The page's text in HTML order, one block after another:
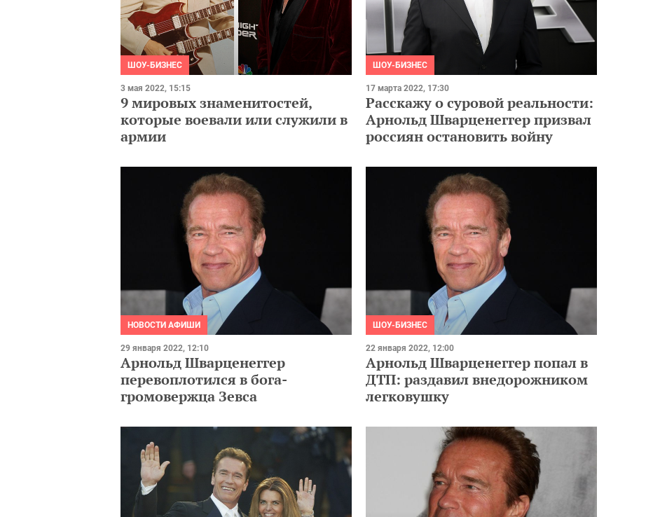
ШОУ-БИЗНЕС
3 мая 2022, 15:15
9 мировых знаменитостей,
которые воевали или служили в
армии
ШОУ-БИЗНЕС
17 марта 2022, 17:30
Расскажу о суровой реальности:
Арнольд Шварценеггер призвал
россиян остановить войну
НОВОСТИ АФИШИ
29 января 2022, 12:10
Арнольд Шварценеггер
перевоплотился в бога-
громовержца Зевса
ШОУ-БИЗНЕС
22 января 2022, 12:00
Арнольд Шварценеггер попал в
ДТП: раздавил внедорожником
легковушку